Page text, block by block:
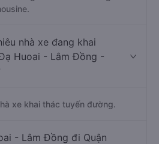
nhà xe đang khai
Huoai - Lâm Đồng -
xe khai thác tuyến đường.
- Lâm Đồng đi Quận